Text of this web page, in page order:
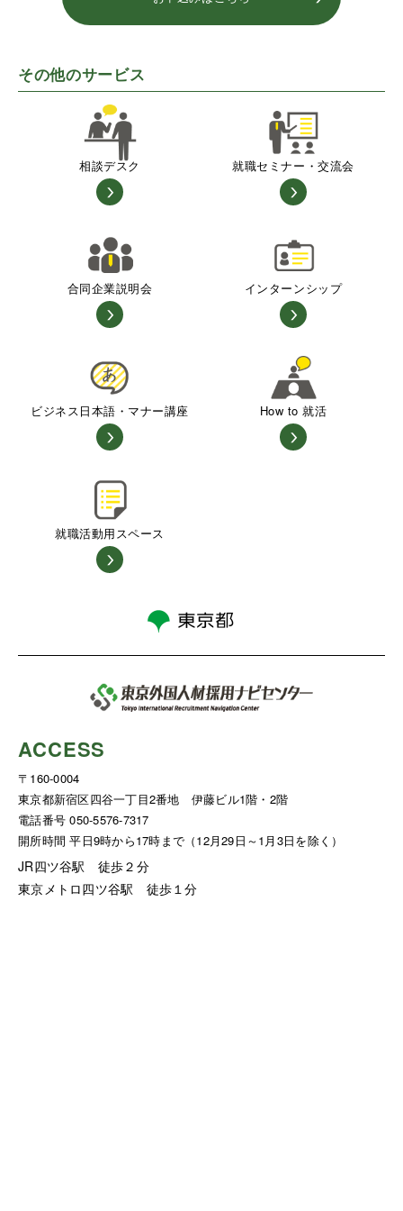
その他のサービス
相談デスク 就職セミナー・交流会
合同企業説明会 インターンシップ
ビジネス日本語・マナー講座 How to 就活
就職活動用スペース
ACCESS
〒160-0004
東京都新宿区四谷一丁目2番地 伊藤ビル1階・2階
電話番号 050-5576-7317
開所時間 平日9時から17時まで（12月29日～1月3日を除く）
JR四ツ谷駅 徒歩２分
東京メトロ四ツ谷駅 徒歩１分